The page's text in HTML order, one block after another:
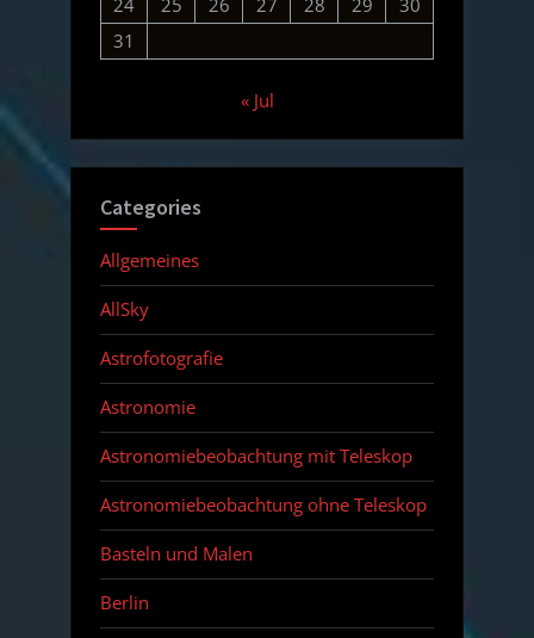
31
« Jul
Categories
Allgemeines
AllSky
Astrofotografie
Astronomie
Astronomiebeobachtung mit Teleskop
Astronomiebeobachtung ohne Teleskop
Basteln und Malen
Berlin